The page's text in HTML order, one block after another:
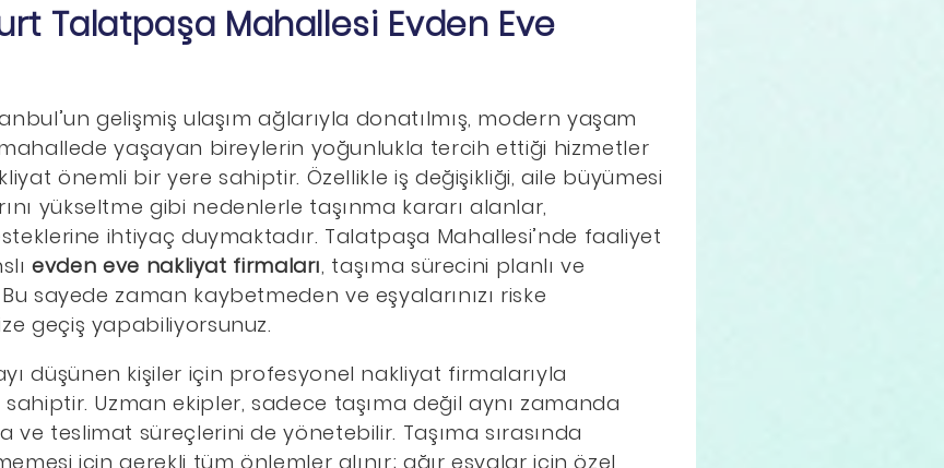
Talatpaşa Mahallesi Evden Eve
gelişmiş ulaşım ağlarıyla donatılmış, modern yaşam
yaşayan bireylerin yoğunlukla tercih ettiği hizmetler
önemli bir yere sahiptir. Özellikle iş değişikliği, aile büyümesi
yükseltme gibi nedenlerle taşınma kararı alanlar,
ihtiyaç duymaktadır. Talatpaşa Mahallesi’nde faaliyet
evden eve nakliyat firmaları, taşıma sürecini planlı ve
sayede zaman kaybetmeden ve eşyalarınızı riske
geçiş yapabiliyorsunuz.
düşünen kişiler için profesyonel nakliyat firmalarıyla
Uzman ekipler, sadece taşıma değil aynı zamanda
teslimat süreçlerini de yönetebilir. Taşıma sırasında
için gerekli tüm önlemler alınır; ağır eşyalar için özel